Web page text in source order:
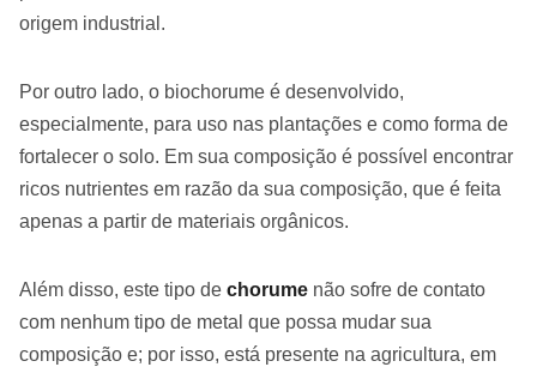
origem industrial.
Por outro lado, o biochorume é desenvolvido,
especialmente, para uso nas plantações e como forma de
fortalecer o solo. Em sua composição é possível encontrar
ricos nutrientes em razão da sua composição, que é feita
apenas a partir de materiais orgânicos.
Além disso, este tipo de chorume não sofre de contato
com nenhum tipo de metal que possa mudar sua
composição e; por isso, está presente na agricultura, em